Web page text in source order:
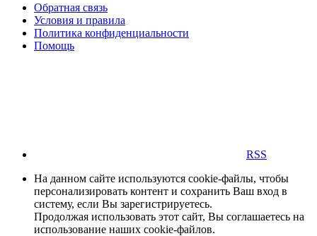
Обратная связь
Условия и правила
Политика конфиденциальности
Помощь
RSS
На данном сайте используются cookie-файлы, чтобы
персонализировать контент и сохранить Ваш вход в
систему, если Вы зарегистрируетесь.
Продолжая использовать этот сайт, Вы соглашаетесь на
использование наших cookie-файлов.